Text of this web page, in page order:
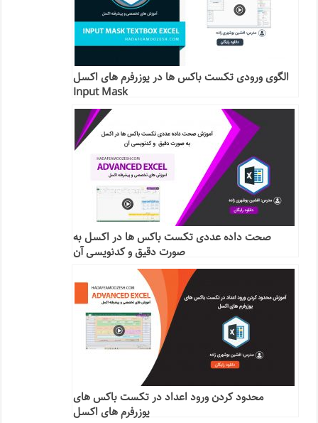
الگوی ورودی تکست باکس ها در یوزرفرم های اکسل
Input Mask
صحت داده عددی تکست باکس ها در اکسل به
صورت دقیق و کدنویسی آن
محدود کردن ورود اعداد در تکست باکس های
یوزرفرم های اکسل